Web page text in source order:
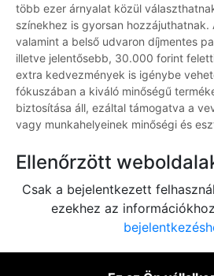
több ezer árnyalat közül
színekhez is gyorsan hozzájuthatnak.
valamint a belső udvaron díjmentes
illetve jelentősebb, 30.000 forint
extra kedvezmények is igénybe
fókuszában a kiváló minőségű
biztosítása áll, ezáltal támogatva a
vagy munkahelyeinek minőségi és
Ellenőrzött
Csak a bejelentkezett
ezekhez az